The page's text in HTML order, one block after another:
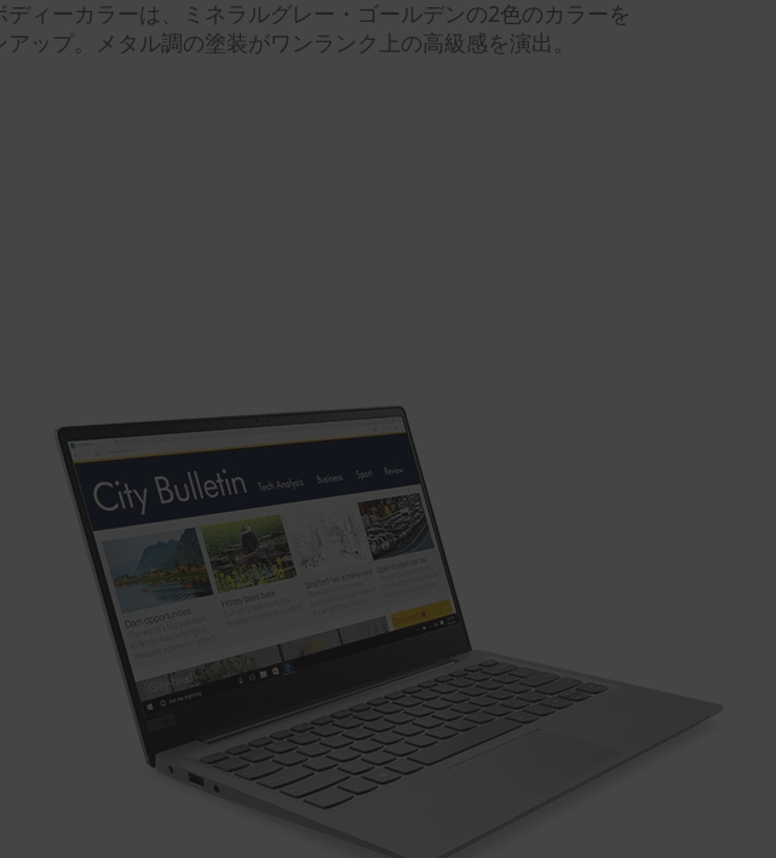
ディーカラーは、ミネラルグレー・ゴールデンの2色のカラーを
アップ。メタル調の塗装がワンランク上の高級感を演出。